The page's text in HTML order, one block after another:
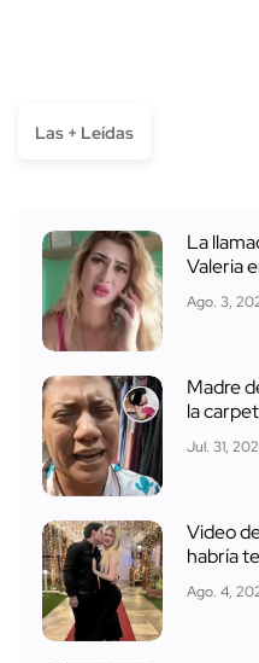
Las + Leídas
La
Valeria
Ago. 3,
Madre
la
Jul. 31,
Video
habría
Ago. 4,